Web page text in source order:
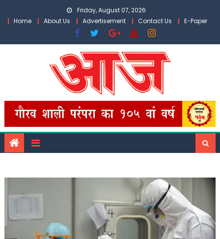
Friday, August 07, 2026
Home
About Us Advertisement Contact Us E-Paper